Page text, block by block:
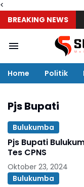
<
BREAKING NEWS
Home Politik
Pjs Bupati
Bulukumba
Pjs Bupati
Tes CPNS
Oktober 23, 2024
Bulukumba